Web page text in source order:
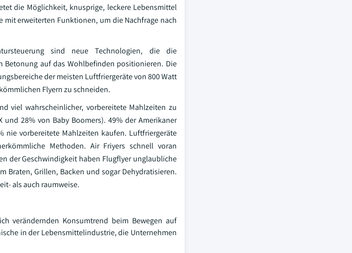
die Möglichkeit, knusprige, leckere Lebensmittel
mit erweiterten Funktionen, um die Nachfrage nach
sind neue Technologien, die die
auf das Wohlbefinden positionieren. Die
der meisten Luftfriergeräte von 800 Watt
Flyern zu schneiden.
viel wahrscheinlicher, vorbereitete Mahlzeiten zu
28% von Baby Boomers). 49% der Amerikaner
nie vorbereitete Mahlzeiten kaufen. Luftfriergeräte
Methoden. Air Friyers schnell voran
der Geschwindigkeit haben Flugflyer unglaubliche
Grillen, Backen und sogar Dehydratisieren.
als auch raumweise.
verändernden Konsumtrend beim Bewegen auf
in der Lebensmittelindustrie, die Unternehmen